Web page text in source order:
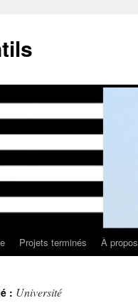
Projets terminés À propos
: Université